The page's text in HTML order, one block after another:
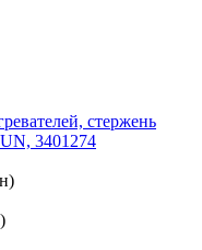
стержень
3401274